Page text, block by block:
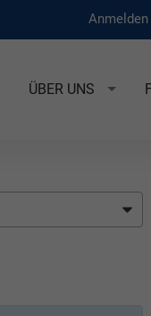
Anmelden
ÜBER UNS